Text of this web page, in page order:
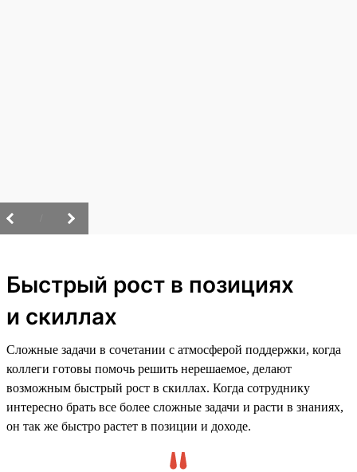
Быстрый рост в позициях
и скиллах
Сложные задачи в сочетании с атмосферой поддержки, когда
коллеги готовы помочь решить нерешаемое, делают
возможным быстрый рост в скиллах. Когда сотруднику
интересно брать все более сложные задачи и расти в знаниях,
он так же быстро растет в позиции и доходе.